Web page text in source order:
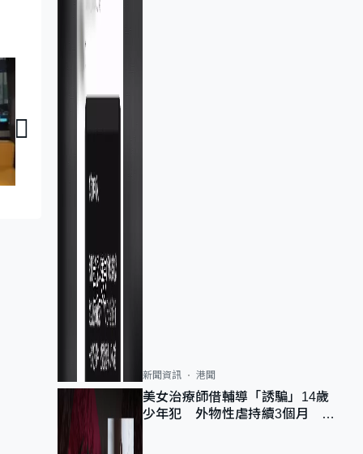
議員同你傾：梁文廣
新聞資訊 港聞
美女治療師借輔導「誘騙」14歲
少年犯 外物性虐持續3個月 受